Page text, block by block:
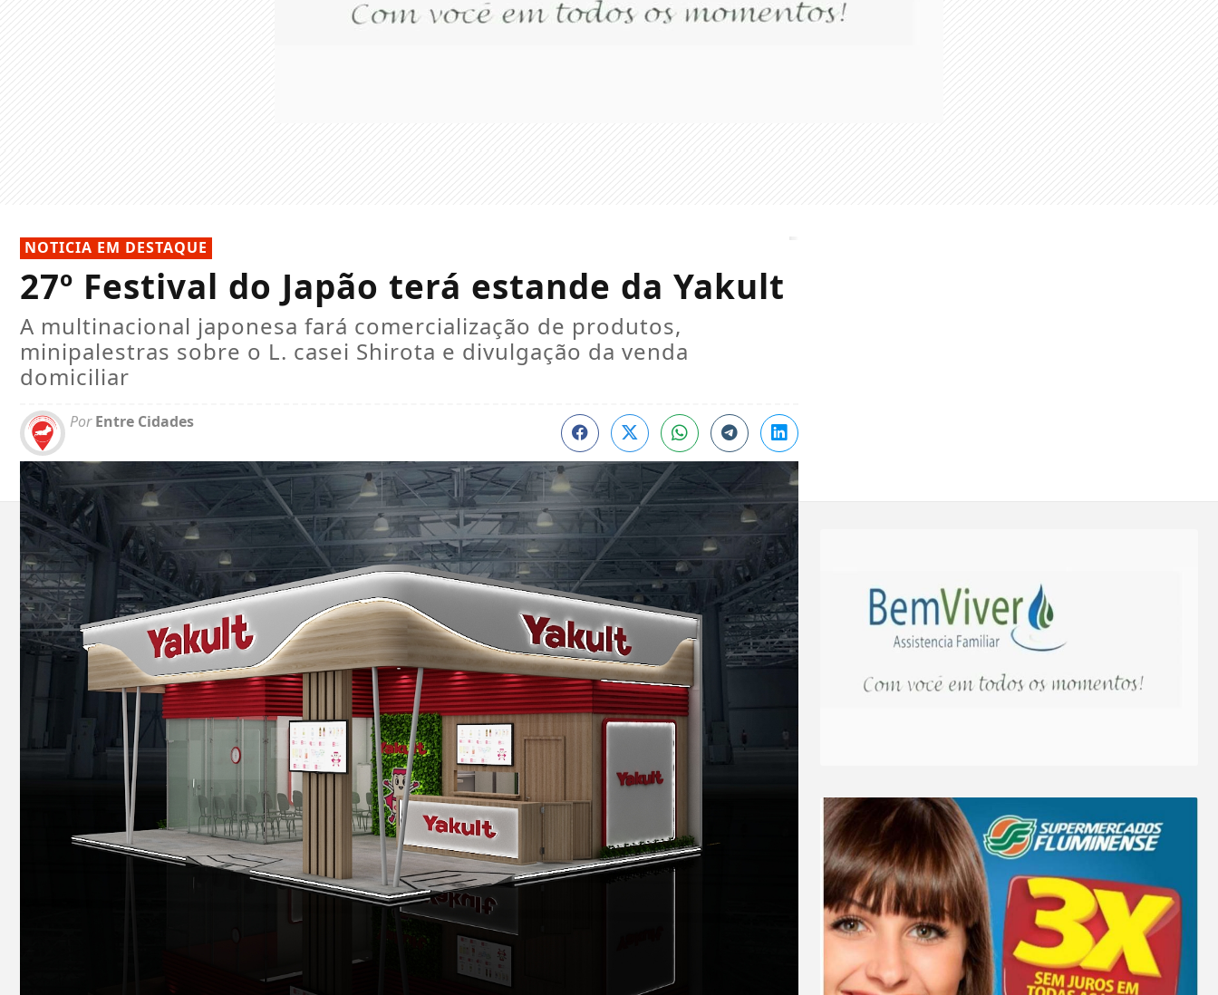
NOTICIA EM DESTAQUE
27º Festival do Japão terá estande da Yakult
A multinacional japonesa fará comercialização de produtos,
minipalestras sobre o L. casei Shirota e divulgação da venda
domiciliar
PorEntre Cidades